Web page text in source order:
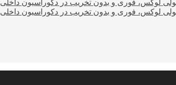
لوکس، فوری و بدون تخریب در دکوراسیون داخلی
لوکس، فوری و بدون تخریب در دکوراسیون داخلی